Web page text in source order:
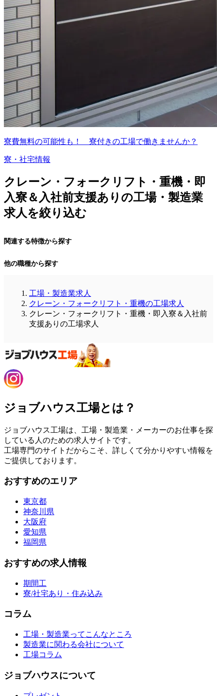
寮費無料の可能性も！ 寮付きの工場で働きませんか？
寮・社宅情報
クレーン・フォークリフト・重機・即
入寮＆入社前支援ありの工場・製造業
求人を絞り込む
関連する特徴から探す
他の職種から探す
工場・製造業求人
クレーン・フォークリフト・重機の工場求人
クレーン・フォークリフト・重機・即入寮＆入社前
支援ありの工場求人
ジョブハウス工場とは？
ジョブハウス工場は、工場・製造業・メーカーのお仕事を探
している人のための求人サイトです。
工場専門のサイトだからこそ、詳しくて分かりやすい情報を
ご提供しております。
おすすめのエリア
東京都
神奈川県
大阪府
愛知県
福岡県
おすすめの求人情報
期間工
寮/社宅あり・住み込み
コラム
工場・製造業ってこんなところ
製造業に関わる会社について
工場コラム
ジョブハウスについて